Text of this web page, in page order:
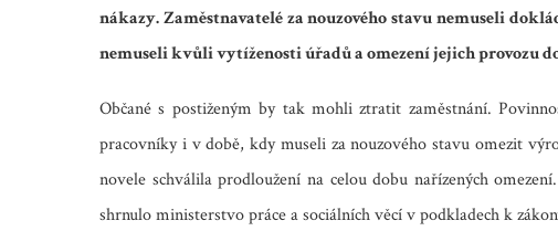
nákazy. Zaměstnavatelé za nouzového stavu nemuseli
nemuseli kvůli vytíženosti úřadů a omezení jejich provozu
Občané s postiženým by tak mohli ztratit zaměstnání.
pracovníky i v době, kdy museli za nouzového stavu omezit
novele schválila prodloužení na celou dobu nařízených
shrnulo ministerstvo práce a sociálních věcí v podkladech k